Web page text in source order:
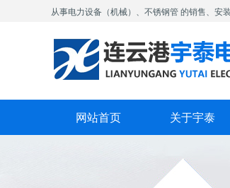
从事电力设备（机械）、不锈钢管 的销售、安
网站首页 关于宇泰